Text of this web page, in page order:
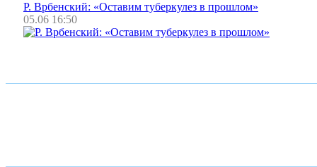
Р. Врбенский: «Оставим туберкулез в прошлом»
05.06 16:50